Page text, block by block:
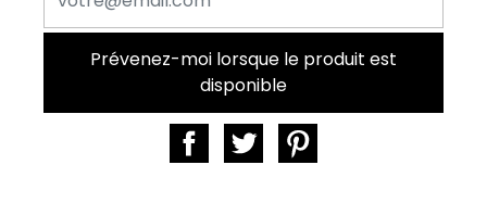
Prévenez-moi lorsque le produit est
disponible